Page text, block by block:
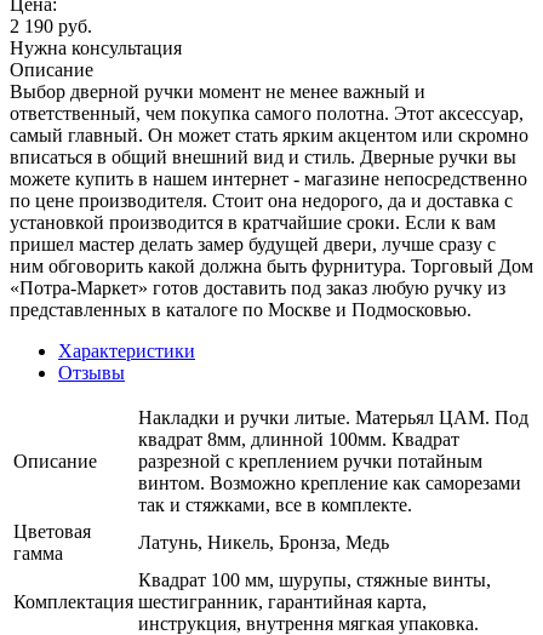
2 190 руб.
Нужна консультация
Описание
Выбор дверной ручки момент не менее важный и
ответственный, чем покупка самого полотна. Этот аксессуар,
самый главный. Он может стать ярким акцентом или скромно
вписаться в общий внешний вид и стиль. Дверные ручки вы
можете купить в нашем интернет - магазине непосредственно
по цене производителя. Стоит она недорого, да и доставка с
установкой производится в кратчайшие сроки. Если к вам
пришел мастер делать замер будущей двери, лучше сразу с
ним обговорить какой должна быть фурнитура. Торговый Дом
«Потра-Маркет» готов доставить под заказ любую ручку из
представленных в каталоге по Москве и Подмосковью.
Характеристики
Отзывы
Описание
Накладки и ручки литые. Матерьял ЦАМ. Под
квадрат 8мм, длинной 100мм. Квадрат
разрезной с креплением ручки потайным
винтом. Возможно крепление как саморезами
так и стяжками, все в комплекте.
Цветовая
гамма
Латунь, Никель, Бронза, Медь
Комплектация
Квадрат 100 мм, шурупы, стяжные винты,
шестигранник, гарантийная карта,
инструкция, внутрення мягкая упаковка.